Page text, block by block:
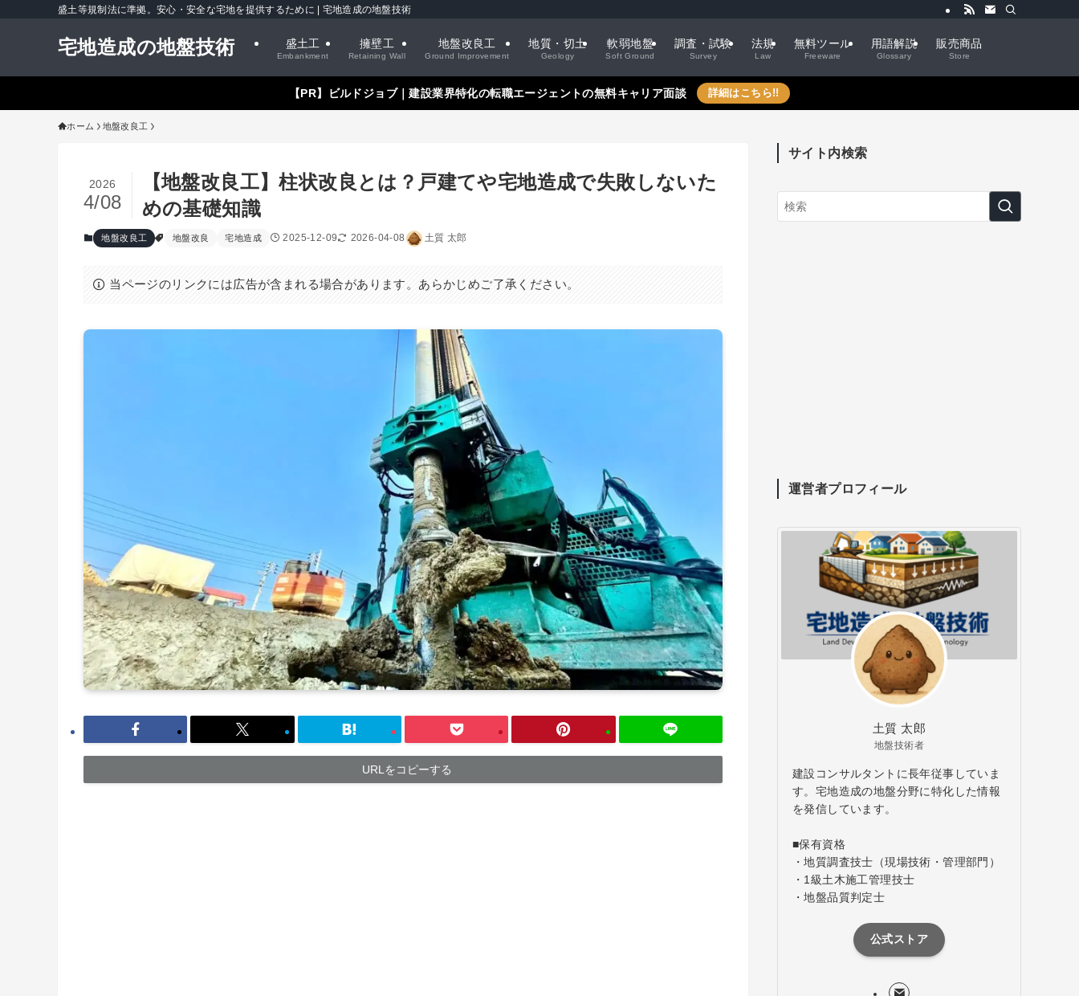
盛土等規制法に準拠。安心・安全な宅地を提供するために | 宅地造成の地盤技術
宅地造成の地盤技術 盛土工
Embankment
擁壁工
Retaining Wall
地盤改良工
Ground Improvement
地質・切土
Geology
軟弱地盤
Soft Ground
調査・試験
Survey
法規
Law
無料ツール
Freeware
用語解説
Glossary
販売商品
Store
【PR】ビルドジョブ｜建設業界特化の転職エージェントの無料キャリア面談 詳細はこちら!!
ホーム 地盤改良工
【地盤改良工】柱状改良とは？戸建てや宅地造成で失敗しないた
めの基礎知識
2026
4/08
地盤改良工 地盤改良 宅地造成 2025-12-09 2026-04-08 土質 太郎
当ページのリンクには広告が含まれる場合があります。あらかじめご了承ください。
URLをコピーする
サイト内検索
運営者プロフィール
土質 太郎
地盤技術者
建設コンサルタントに長年従事していま
す。宅地造成の地盤分野に特化した情報
を発信しています。
■保有資格
・地質調査技士（現場技術・管理部門）
・1級土木施工管理技士
・地盤品質判定士
公式ストア